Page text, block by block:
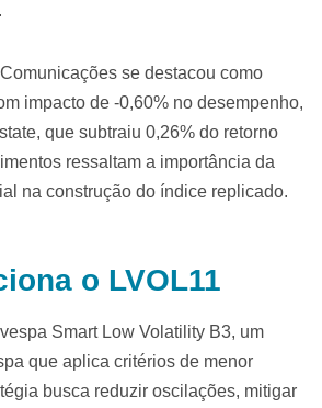
se destacou como
impacto de -0,60% no desempenho,
que subtraiu 0,26% do retorno
ressaltam a importância da
na construção do índice replicado.
o LVOL11
Smart Low Volatility B3, um
que aplica critérios de menor
busca reduzir oscilações, mitigar